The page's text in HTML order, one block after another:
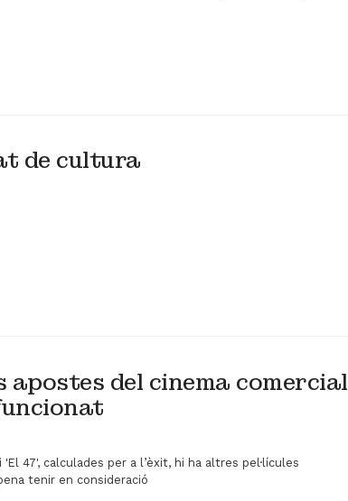
de cultura
apostes del cinema comercial
47', calculades per a l’èxit, hi ha altres pel·lícules
tenir en consideració